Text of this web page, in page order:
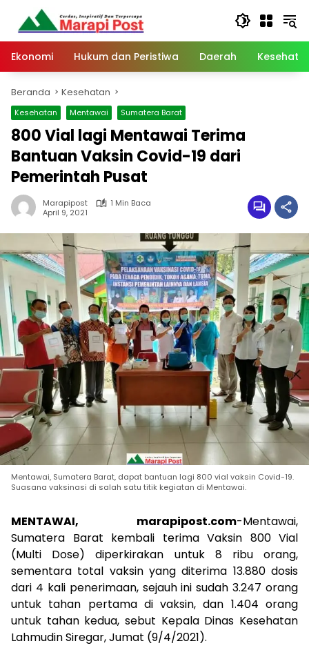
Langsung
konten
Ekonomi
Hukum dan Peristiwa Daerah
Beranda Kesehatan
Kesehatan Mentawai Sumatera Barat
800 Vial lagi Mentawai Terima
Bantuan Vaksin Covid-19 dari
Pemerintah Pusat
Marapipost
1 Min Baca
April 9, 2021
Mentawai, Sumatera Barat, dapat bantuan lagi 800 vial vaksin Covid-19.
Suasana vaksinasi di salah satu titik kegiatan di Mentawai.
MENTAWAI, marapipost.com-Mentawai,
Sumatera Barat kembali terima Vaksin 800 Vial
(Multi Dose) diperkirakan untuk 8 ribu orang,
sementara total vaksin yang diterima 13.880 dosis
dari 4 kali penerimaan, sejauh ini sudah 3.247 orang
untuk tahan pertama di vaksin, dan 1.404 orang
untuk tahan kedua, sebut Kepala Dinas Kesehatan
Lahmudin Siregar, Jumat (9/4/2021).